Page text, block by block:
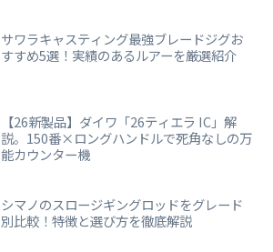
サワラキャスティング最強ブレードジグお
すすめ5選！実績のあるルアーを厳選紹介
【26新製品】ダイワ「26ティエラ IC」解
説。150番×ロングハンドルで死角なしの万
能カウンター機
シマノのスロージギングロッドをグレード
別比較！特徴と選び方を徹底解説